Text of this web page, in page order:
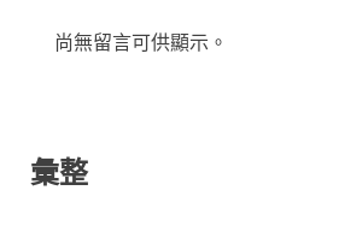
尚無留言可供顯示。
彙整